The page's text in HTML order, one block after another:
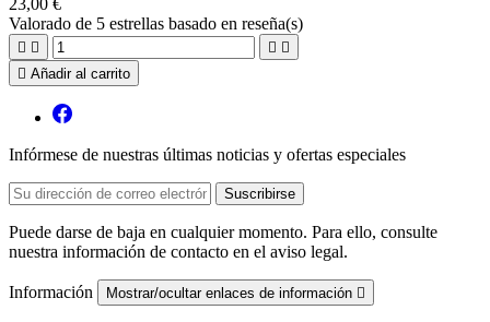
23,00 €
Valorado de 5 estrellas basado en reseña(s)
   
 Añadir al carrito
Infórmese de nuestras últimas noticias y ofertas especiales
Puede darse de baja en cualquier momento. Para ello, consulte
nuestra información de contacto en el aviso legal.
Información Mostrar/ocultar enlaces de información 